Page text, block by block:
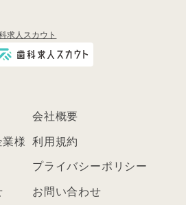
求人スカウト
会社概要
様 利用規約
プライバシーポリシー
お問い合わせ